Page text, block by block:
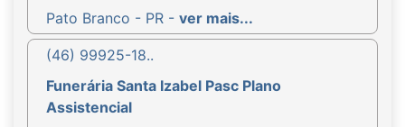
Pato Branco - PR - ver mais...
(46) 99925-18..
Funerária Santa Izabel Pasc Plano
Assistencial